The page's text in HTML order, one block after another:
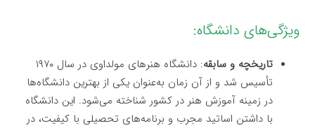
ویژگی‌های دانشگاه:
تاریخچه و سابقه
: دانشگاه هنرهای مولداوی در سال ۱۹۷۰
تأسیس شد و از آن زمان به‌عنوان یکی از بهترین دانشگاه‌ها
در زمینه آموزش هنر در کشور شناخته می‌شود. این دانشگاه
با داشتن اساتید مجرب و برنامه‌های تحصیلی با کیفیت، در